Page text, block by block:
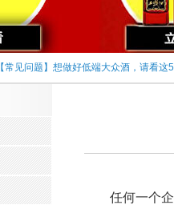
【常见问题】想做好低端大众酒，请看这
任何一个企业